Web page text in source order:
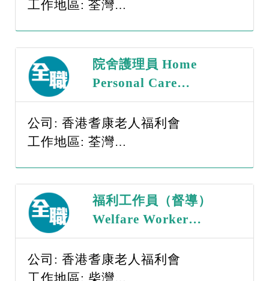
工作地區: 荃灣
院舍護理員 Home
Personal Care
Worker（職位編號：
PCW - 260817）
公司: 香港耆康老人福利會
工作地區: 荃灣
福利工作員（督導）
Welfare Worker
（Supervisor） （職
位編號：WWS -
260817）
公司: 香港耆康老人福利會
工作地區: 柴灣